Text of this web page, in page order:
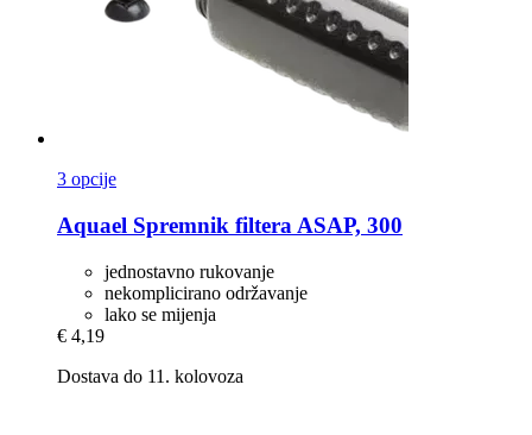
3 opcije
Aquael Spremnik filtera ASAP, 300
jednostavno rukovanje
nekomplicirano održavanje
lako se mijenja
€ 4,19
Dostava do 11. kolovoza